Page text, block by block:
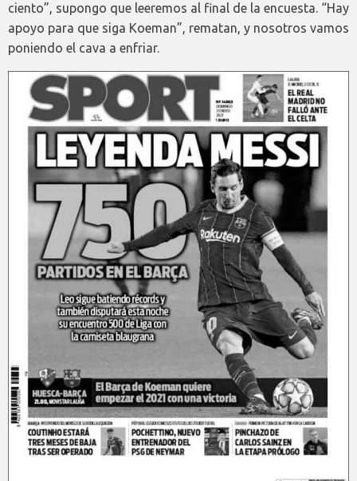
ciento”, supongo que leeremos al final de la encuesta. “Hay
apoyo para que siga Koeman”, rematan, y nosotros vamos
poniendo el cava a enfriar.